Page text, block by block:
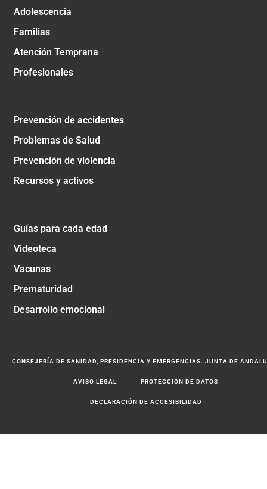
Adolescencia
Familias
Atención Temprana
Profesionales
Prevención de accidentes
Problemas de Salud
Prevención de violencia
Recursos y activos
Guías para cada edad
Videoteca
Vacunas
Prematuridad
Desarrollo emocional
CONSEJERÍA DE SANIDAD, PRESIDENCIA Y EMERGENCIAS. JUNTA DE
AVISO LEGAL PROTECCIÓN DE DATOS
DECLARACIÓN DE ACCESIBILIDAD